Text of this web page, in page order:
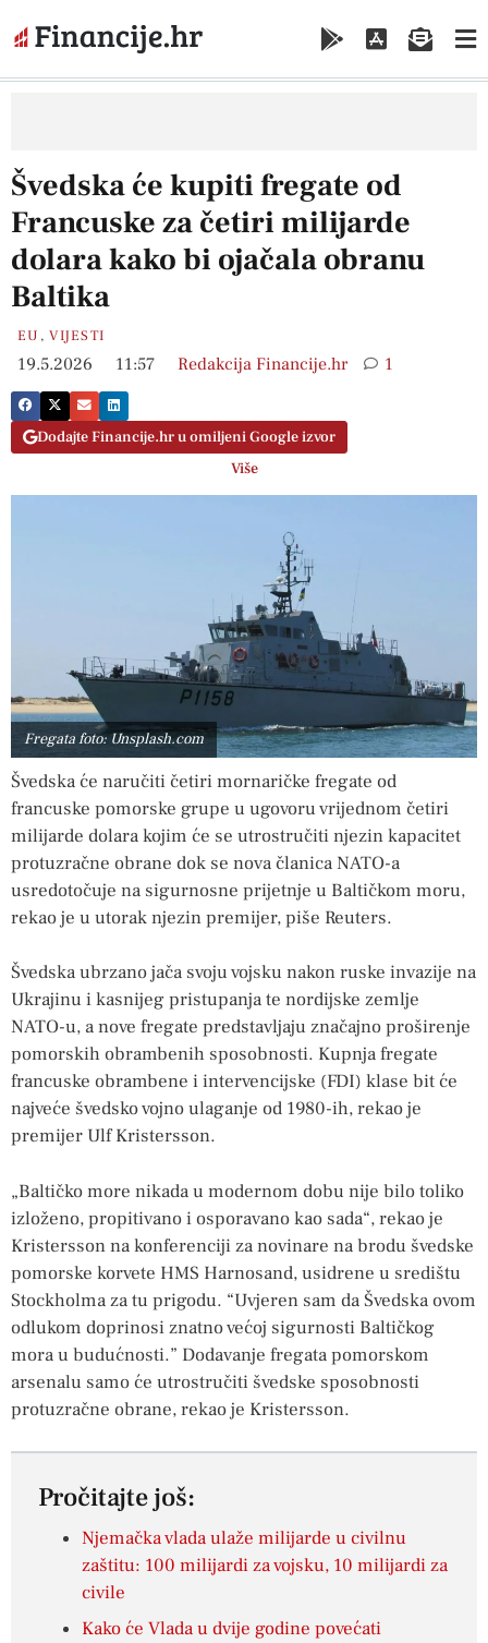
Švedska će kupiti fregate od
Francuske za četiri milijarde
dolara kako bi ojačala obranu
Baltika
EU ,VIJESTI
19.5.2026 11:57 Redakcija Financije.hr 1
Dodajte Financije.hr u omiljeni Google izvor
Više
Fregata foto: Unsplash.com
Švedska će naručiti četiri mornaričke fregate od
francuske pomorske grupe u ugovoru vrijednom četiri
milijarde dolara kojim će se utrostručiti njezin kapacitet
protuzračne obrane dok se nova članica NATO-a
usredotočuje na sigurnosne prijetnje u Baltičkom moru,
rekao je u utorak njezin premijer, piše Reuters.
Švedska ubrzano jača svoju vojsku nakon ruske invazije na
Ukrajinu i kasnijeg pristupanja te nordijske zemlje
NATO-u, a nove fregate predstavljaju značajno proširenje
pomorskih obrambenih sposobnosti. Kupnja fregate
francuske obrambene i intervencijske (FDI) klase bit će
najveće švedsko vojno ulaganje od 1980-ih, rekao je
premijer Ulf Kristersson.
„Baltičko more nikada u modernom dobu nije bilo toliko
izloženo, propitivano i osporavano kao sada“, rekao je
Kristersson na konferenciji za novinare na brodu švedske
pomorske korvete HMS Harnosand, usidrene u središtu
Stockholma za tu prigodu. “Uvjeren sam da Švedska ovom
odlukom doprinosi znatno većoj sigurnosti Baltičkog
mora u budućnosti.” Dodavanje fregata pomorskom
arsenalu samo će utrostručiti švedske sposobnosti
protuzračne obrane, rekao je Kristersson.
Pročitajte još:
Njemačka vlada ulaže milijarde u civilnu
zaštitu: 100 milijardi za vojsku, 10 milijardi za
civile
Kako će Vlada u dvije godine povećati